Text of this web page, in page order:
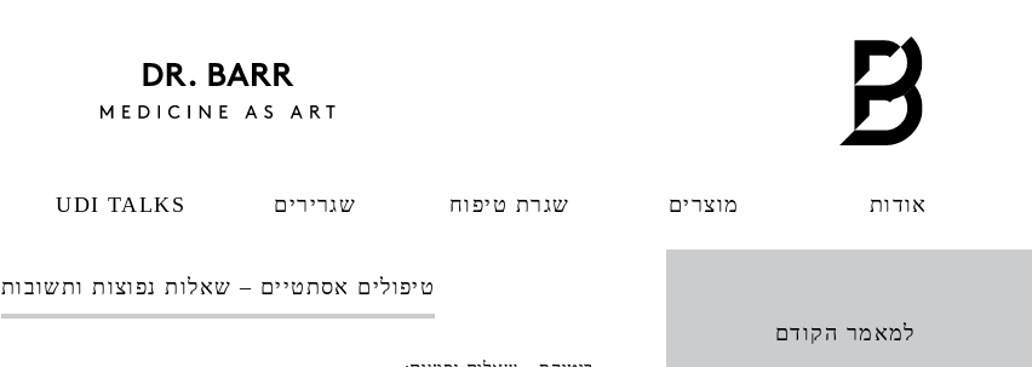
אודות מוצרים שגרת טיפוח שגרירים UDI TALKS
למאמר הקודם
טיפולים אסתטיים – שאלות נפוצות ותשובות